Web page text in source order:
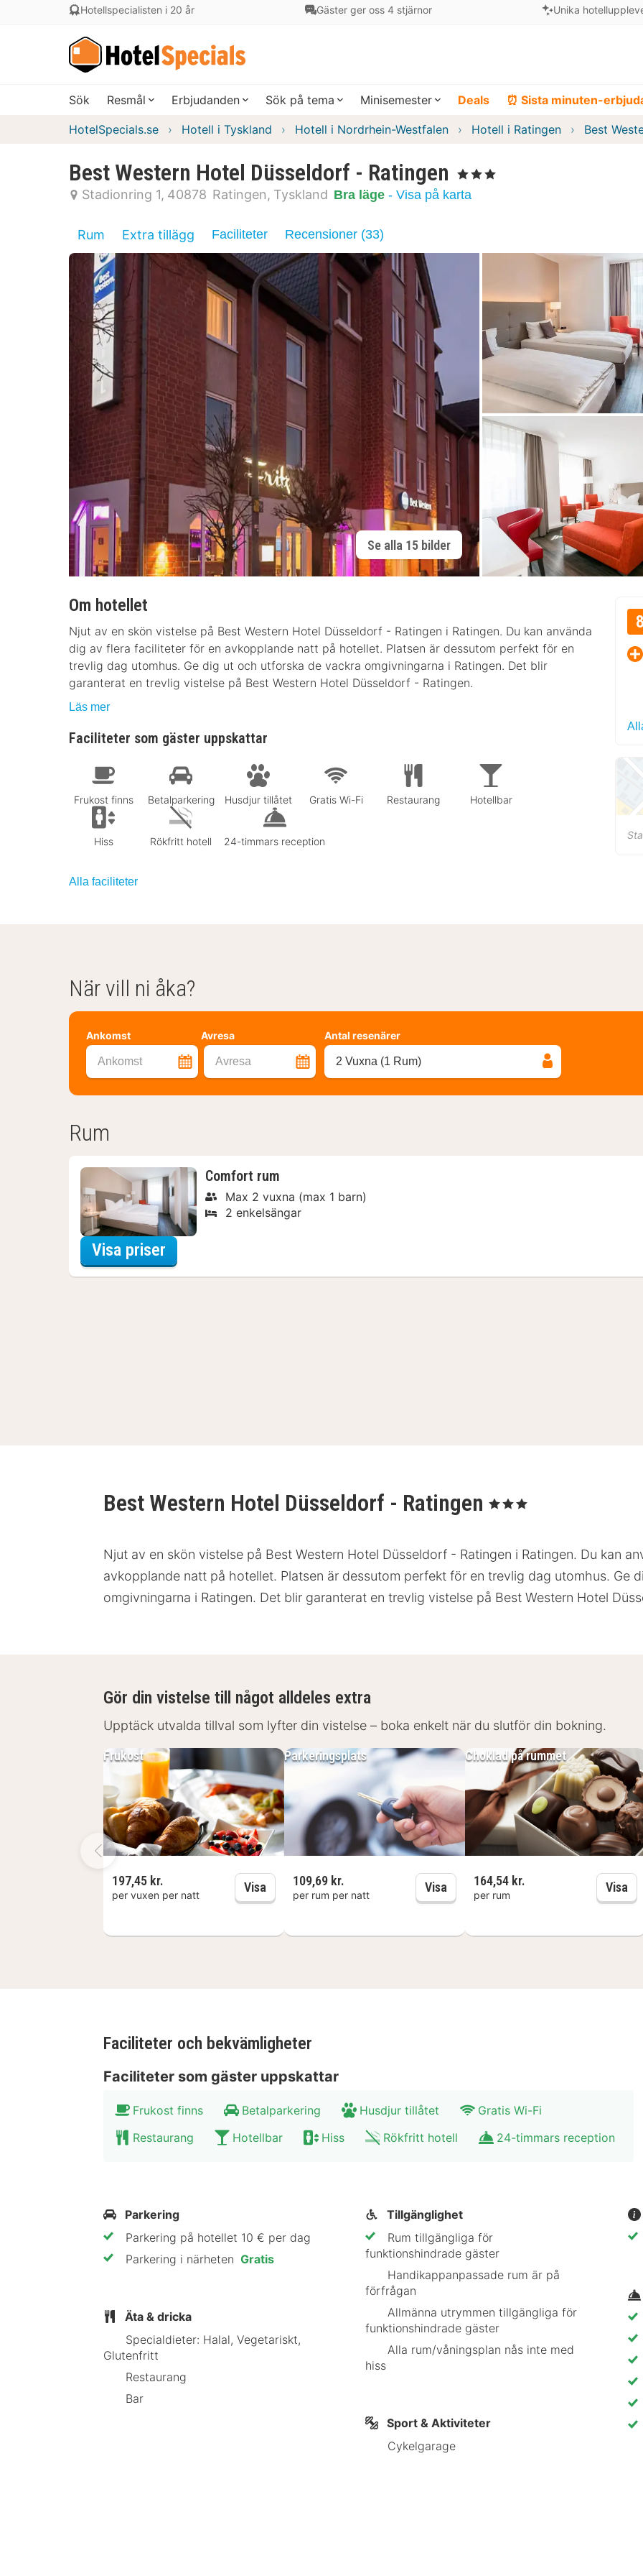
Hotellspecialisten i 20 år Gäster ger oss 4 stjärnor Unika
Sök Resmål Erbjudanden Sök på tema Minisemester Deals ⏰ Sista minuten-
HotelSpecials.se Hotell i Tyskland Hotell i Nordrhein-Westfalen Hotell i Ratingen Best
Best Western Hotel Düsseldorf - Ratingen , 3 Stjärnor
Stadionring 1 40878 Ratingen Tyskland Bra läge - Visa på karta
Rum Extra tillägg Faciliteter Recensioner (33)
Se alla 15 bilder
Om hotellet
Njut av en skön vistelse på Best Western Hotel Düsseldorf - Ratingen i Ratingen. Du kan använda
dig av flera faciliteter för en avkopplande natt på hotellet. Platsen är dessutom perfekt för en
trevlig dag utomhus. Ge dig ut och utforska de vackra omgivningarna i Ratingen. Det blir
garanterat en trevlig vistelse på Best Western Hotel Düsseldorf - Ratingen.
Läs mer
Faciliteter som gäster uppskattar
Frukost finns Betalparkering Husdjur tillåtet Gratis Wi-Fi Restaurang Hotellbar
Hiss Rökfritt hotell 24-timmars reception
Alla faciliteter
När vill ni åka?
Ankomst Avresa
Ankomst Avresa
Antal resenärer
2 Vuxna (1 Rum)
Rum
Comfort rum
Max 2 vuxna (max 1 barn)
2 enkelsängar
Visa priser
Best Western Hotel Düsseldorf - Ratingen , 3 Stjärnor
Njut av en skön vistelse på Best Western Hotel Düsseldorf - Ratingen i Ratingen. Du kan
avkopplande natt på hotellet. Platsen är dessutom perfekt för en trevlig dag utomhus. Ge
omgivningarna i Ratingen. Det blir garanterat en trevlig vistelse på Best Western Hotel
Gör din vistelse till något alldeles extra
Upptäck utvalda tillval som lyfter din vistelse – boka enkelt när du slutför din bokning.
Parkeringsplats
109,69 kr.
per rum per natt
Visa Parkeringsplats
Frukost
197,45 kr.
per vuxen per natt
Visa Frukost
Choklad på rummet
164,54 kr.
per rum
Visa
Faciliteter och bekvämligheter
Faciliteter som gäster uppskattar
Frukost finns Betalparkering Husdjur tillåtet
Gratis Wi-Fi
Restaurang
Hotellbar Hiss Rökfritt hotell 24-timmars reception
Parkering
Parkering på hotellet 10 € per dag
Parkering i närheten Gratis
Äta & dricka
Glutenfritt
Restaurang
Bar
Tillgänglighet
funktionshindrade gäster
förfrågan
Allmänna utrymmen tillgängliga för
funktionshindrade gäster
Alla rum/våningsplan nås inte med
hiss
Sport & Aktiviteter
Cykelgarage